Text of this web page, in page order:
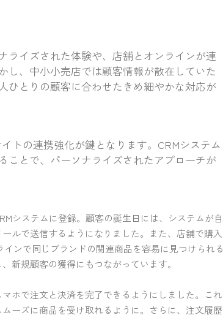
ライズされた体験や、店舗とオンラインが連
し、中小小売店では顧客情報が散在していた
ひとりの顧客に合わせたきめ細やかな対応が
トの連携強化が鍵となります。CRMシステム
ことで、パーソナライズされたアプローチが
システムに登録。顧客の誕生日には、システムが自
ルで送信するようになりました。また、店舗で購入
ンで同じブランドの関連商品を容易に見つけられる
新規顧客の獲得にもつながっています。
ホで注文と決済を完了できるようにしました。これ
ーズに商品を受け取れるように。さらに、注文履歴